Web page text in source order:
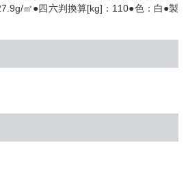
㎡●四六判換算[kg]：110●色：白●製